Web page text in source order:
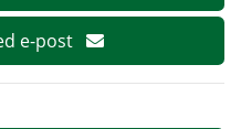
e-post